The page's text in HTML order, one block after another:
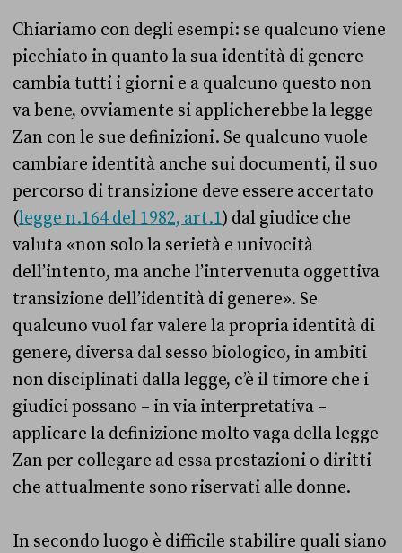
Chiariamo con degli esempi: se qualcuno viene
picchiato in quanto la sua identità di genere
cambia tutti i giorni e a qualcuno questo non
va bene, ovviamente si applicherebbe la legge
Zan con le sue definizioni. Se qualcuno vuole
cambiare identità anche sui documenti, il suo
percorso di transizione deve essere accertato
(legge n.164 del 1982, art.1) dal giudice che
valuta «non solo la serietà e univocità
dell’intento, ma anche l’intervenuta oggettiva
transizione dell’identità di genere». Se
qualcuno vuol far valere la propria identità di
genere, diversa dal sesso biologico, in ambiti
non disciplinati dalla legge, c’è il timore che i
giudici possano – in via interpretativa –
applicare la definizione molto vaga della legge
Zan per collegare ad essa prestazioni o diritti
che attualmente sono riservati alle donne.
In secondo luogo è difficile stabilire quali siano